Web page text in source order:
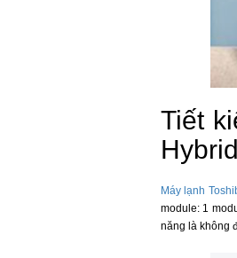
Tiết
Máy lạnh
module: 1
năng là không